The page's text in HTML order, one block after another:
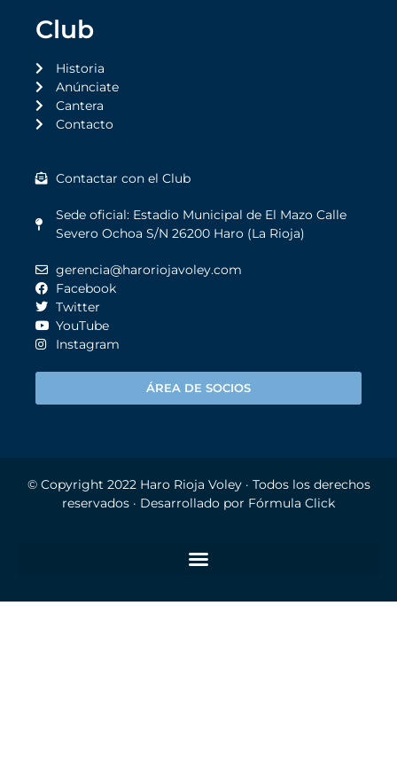
Club
Historia
Anúnciate
Cantera
Contacto
Contactar con el Club
Sede oficial: Estadio Municipal de El Mazo Calle
Severo Ochoa S/N 26200 Haro (La Rioja)
gerencia@haroriojavoley.com
Facebook
Twitter
YouTube
Instagram
ÁREA DE SOCIOS
© Copyright 2022 Haro Rioja Voley· Todos los derechos
reservados · Desarrollado por Fórmula Click